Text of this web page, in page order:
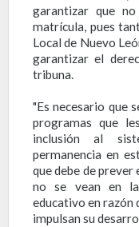
garantizar que
matrícula, pues
Local de Nuevo
garantizar el
tribuna.
"Es necesario que
programas que
inclusión al
permanencia en
que debe de prever
no se vean en
educativo en razón
impulsan su